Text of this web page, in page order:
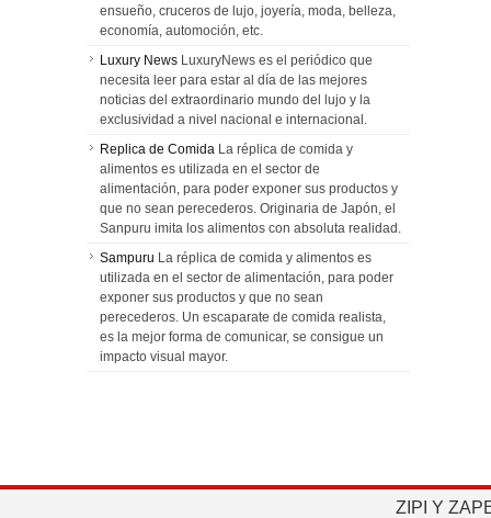
ensueño, cruceros de lujo, joyería, moda, belleza,
economía, automoción, etc.
Luxury News LuxuryNews es el periódico que
necesita leer para estar al día de las mejores
noticias del extraordinario mundo del lujo y la
exclusividad a nivel nacional e internacional.
Replica de Comida La réplica de comida y
alimentos es utilizada en el sector de
alimentación, para poder exponer sus productos y
que no sean perecederos. Originaria de Japón, el
Sanpuru imita los alimentos con absoluta realidad.
Sampuru La réplica de comida y alimentos es
utilizada en el sector de alimentación, para poder
exponer sus productos y que no sean
perecederos. Un escaparate de comida realista,
es la mejor forma de comunicar, se consigue un
impacto visual mayor.
ZIPI Y